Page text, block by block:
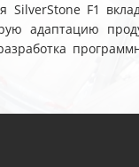
F1
адаптацию